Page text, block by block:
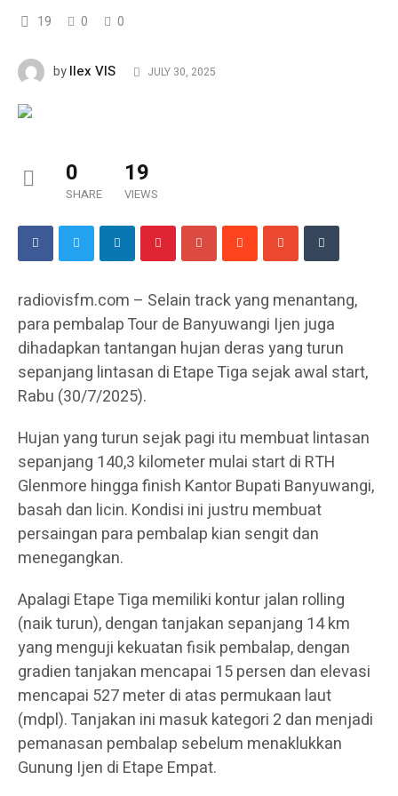
19 0 0
byIlex VIS JULY 30, 2025
0
SHARE
19
VIEWS
radiovisfm.com – Selain track yang menantang,
para pembalap Tour de Banyuwangi Ijen juga
dihadapkan tantangan hujan deras yang turun
sepanjang lintasan di Etape Tiga sejak awal start,
Rabu (30/7/2025).
Hujan yang turun sejak pagi itu membuat lintasan
sepanjang 140,3 kilometer mulai start di RTH
Glenmore hingga finish Kantor Bupati Banyuwangi,
basah dan licin. Kondisi ini justru membuat
persaingan para pembalap kian sengit dan
menegangkan.
Apalagi Etape Tiga memiliki kontur jalan rolling
(naik turun), dengan tanjakan sepanjang 14 km
yang menguji kekuatan fisik pembalap, dengan
gradien tanjakan mencapai 15 persen dan elevasi
mencapai 527 meter di atas permukaan laut
(mdpl). Tanjakan ini masuk kategori 2 dan menjadi
pemanasan pembalap sebelum menaklukkan
Gunung Ijen di Etape Empat.